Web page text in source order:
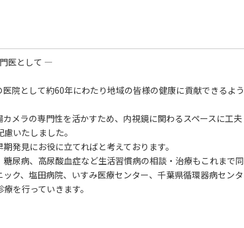
医として ―
院として約60年にわたり地域の皆様の健康に貢献できるよう
メラの専門性を活かすため、内視鏡に関わるスペースに工夫
いたしました。
発見にお役に立てればと考えております。
尿病、高尿酸血症など生活習慣病の相談・治療もこれまで同
ク、塩田病院、いすみ医療センター、千葉県循環器病センタ
を行っていきます。